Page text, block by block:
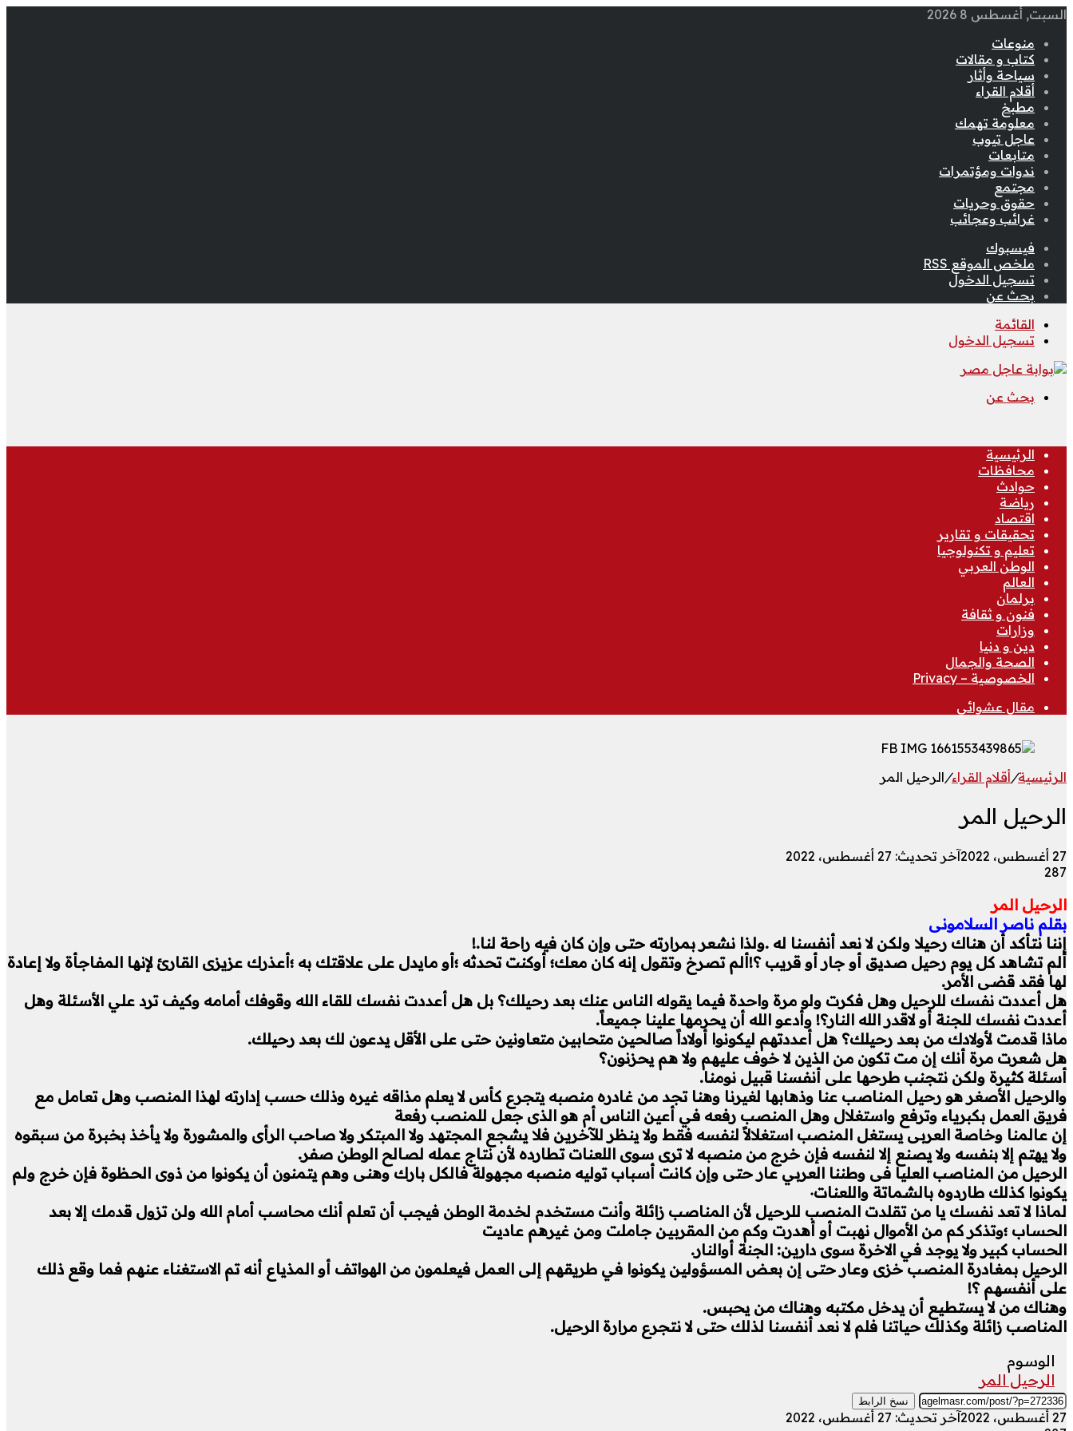
السبت, أغسطس 8 2026
منوعات
كتاب و مقالات
سياحة وأثار
أقلام القراء
مطبخ
معلومة تهمك
عاجل تيوب
متابعات
ندوات ومؤتمرات
مجتمع
حقوق وحريات
غرائب وعجائب
فيسبوك
ملخص الموقع RSS
تسجيل الدخول
بحث عن
القائمة
تسجيل الدخول
بحث عن
الرئيسية
محافظات
حوادث
رياضة
اقتصاد
تحقيقات و تقارير
تعليم و تكنولوجيا
الوطن العربي
العالم
برلمان
فنون و ثقافة
وزارات
دين و دنيا
الصحة والجمال
الخصوصية – Privacy
مقال عشوائي
الرئيسية/أقلام القراء/الرحيل المر
الرحيل المر
27 أغسطس، 2022
آخر تحديث: 27 أغسطس، 2022
287
الرحيل المر
بقلم ناصر السلامونى
إننا نتأكد أن هناك رحيلا ولكن لا نعد أنفسنا له .ولذا نشعر بمرارته حتى وإن كان فيه راحة لنا.!
ألم تشاهد كل يوم رحيل صديق أو جار أو قريب ؟!ألم تصرخ وتقول إنه كان معك؛ أوكنت تحدثه ؛أو مايدل على علاقتك به ؛أعذرك عزيزى القارئ لإنها المفاجأة ولا إعادة
لها فقد قضى الأمر.
هل أعددت نفسك للرحيل وهل فكرت ولو مرة واحدة فيما يقوله الناس عنك بعد رحيلك؟ بل هل أعددت نفسك للقاء الله وقوفك أمامه وكيف ترد علي الأسئلة وهل
أعددت نفسك للجنة أو لاقدر الله النار؟! وأدعو الله أن يحرمها علينا جميعاً.
ماذا قدمت لأولادك من بعد رحيلك؟ هل أعددتهم ليكونوا أولاداً صالحين متحابين متعاونين حتى على الأقل يدعون لك بعد رحيلك.
هل شعرت مرة أنك إن مت تكون من الذين لا خوف عليهم ولا هم يحزنون؟
أسئلة كثيرة ولكن نتجنب طرحها على أنفسنا قبيل نومنا.
والرحيل الأصغر هو رحيل المناصب عنا وذهابها لغيرنا وهنا تجد من غادره منصبه يتجرع كأس لا يعلم مذاقه غيره وذلك حسب إدارته لهذا المنصب وهل تعامل مع
فريق العمل بكبرياء وترفع واستغلال وهل المنصب رفعه في أعين الناس أم هو الذى جعل للمنصب رفعة
إن عالمنا وخاصة العربى يستغل المنصب استغلالاً لنفسه فقط ولا ينظر للآخرين فلا يشجع المجتهد ولا المبتكر ولا صاحب الرأى والمشورة ولا يأخذ بخبرة من سبقوه
ولا يهتم إلا بنفسه ولا يصنع إلا لنفسه فإن خرج من منصبه لا ترى سوى اللعنات تطارده لأن نتاج عمله لصالح الوطن صفر.
الرحيل من المناصب العليا فى وطننا العربي عار حتى وإن كانت أسباب توليه منصبه مجهولة فالكل بارك وهنى وهم يتمنون أن يكونوا من ذوى الحظوة فإن خرج ولم
يكونوا كذلك طاردوه بالشماتة واللعنات٠
لماذا لا تعد نفسك يا من تقلدت المنصب للرحيل لأن المناصب زائلة وأنت مستخدم لخدمة الوطن فيجب أن تعلم أنك محاسب أمام الله ولن تزول قدمك إلا بعد
الحساب ؛وتذكر كم من الأموال نهبت أو أهدرت وكم من المقربين جاملت ومن غيرهم عاديت
الحساب كبير ولا يوجد في الاخرة سوى دارين: الجنة أوالنار.
الرحيل بمغادرة المنصب خزى وعار حتى إن بعض المسؤولين يكونوا في طريقهم إلى العمل فيعلمون من الهواتف أو المذياع أنه تم الاستغناء عنهم فما وقع ذلك
على أنفسهم ؟!
وهناك من لا يستطيع أن يدخل مكتبه وهناك من يحبس.
المناصب زائلة وكذلك حياتنا فلم لا نعد أنفسنا لذلك حتى لا نتجرع مرارة الرحيل.
الوسوم
الرحيل المر
نسخ الرابط
27 أغسطس، 2022
آخر تحديث: 27 أغسطس، 2022